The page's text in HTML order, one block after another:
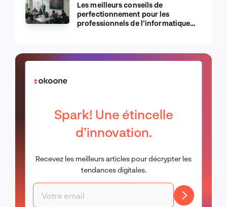
Les meilleurs conseils de
perfectionnement pour les
professionnels de l’informatique
Spark! Une étincelle
d’innovation.
Recevez les meilleurs articles pour décrypter les
tendances digitales.